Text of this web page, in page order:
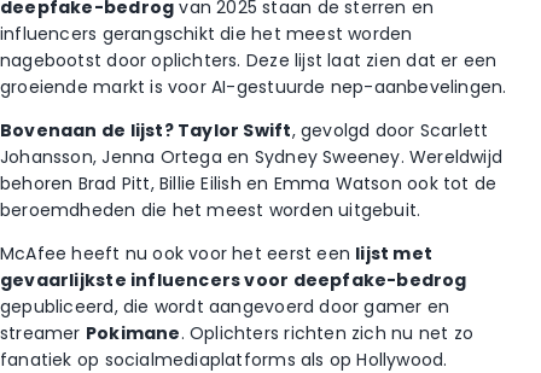
deepfake-bedrog van 2025 staan de sterren en
influencers gerangschikt die het meest worden
nagebootst door oplichters. Deze lijst laat zien dat er een
groeiende markt is voor AI-gestuurde nep-aanbevelingen.
Bovenaan de lijst? Taylor Swift, gevolgd door Scarlett
Johansson, Jenna Ortega en Sydney Sweeney. Wereldwijd
behoren Brad Pitt, Billie Eilish en Emma Watson ook tot de
beroemdheden die het meest worden uitgebuit.
McAfee heeft nu ook voor het eerst een lijst met
gevaarlijkste influencers voor deepfake-bedrog
gepubliceerd, die wordt aangevoerd door gamer en
streamer Pokimane. Oplichters richten zich nu net zo
fanatiek op socialmediaplatforms als op Hollywood.